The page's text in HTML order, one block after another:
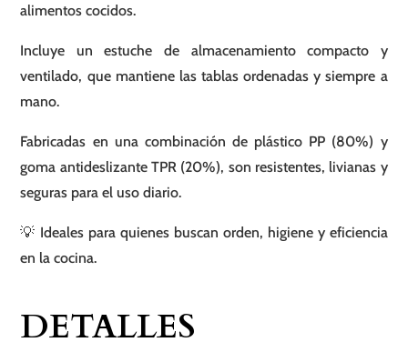
alimentos cocidos.
Incluye un estuche de almacenamiento compacto y
ventilado, que mantiene las tablas ordenadas y siempre a
mano.
Fabricadas en una combinación de plástico PP (80%) y
goma antideslizante TPR (20%), son resistentes, livianas y
seguras para el uso diario.
💡 Ideales para quienes buscan orden, higiene y eficiencia
en la cocina.
DETALLES